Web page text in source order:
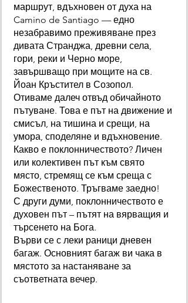
маршрут, вдъхновен от духа на
Camino de Santiago — едно
незабравимо преживяване през
дивата Странджа, древни села,
гори, реки и Черно море,
завършващо при мощите на св.
Йоан Кръстител в Созопол.
Отиваме далеч отвъд обичайното
пътуване. Това е път на движение и
смисъл, на тишина и срещи, на
умора, споделяне и вдъхновение.
Какво е поклонничеството? Личен
или колективен път към свято
място, стремящ се към среща с
Божественото. Тръгваме заедно!
С други думи, поклонничеството е
духовен път – пътят на вярващия и
търсенето на Бога.
Върви се с леки раници дневен
багаж. Основният багаж ви чака в
мястото за настаняване за
съответната вечер.